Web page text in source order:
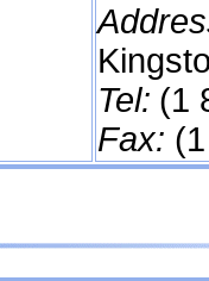
Tel: (1
Fax: